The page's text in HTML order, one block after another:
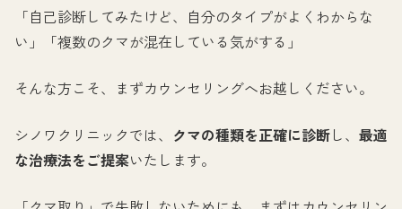
「自己診断してみたけど、自分のタイプがよくわからな
い」「複数のクマが混在している気がする」
そんな方こそ、まずカウンセリングへお越しください。
シノワクリニックでは、 クマの種類を正確に診断し、 最適
な治療法をご提案いたします。